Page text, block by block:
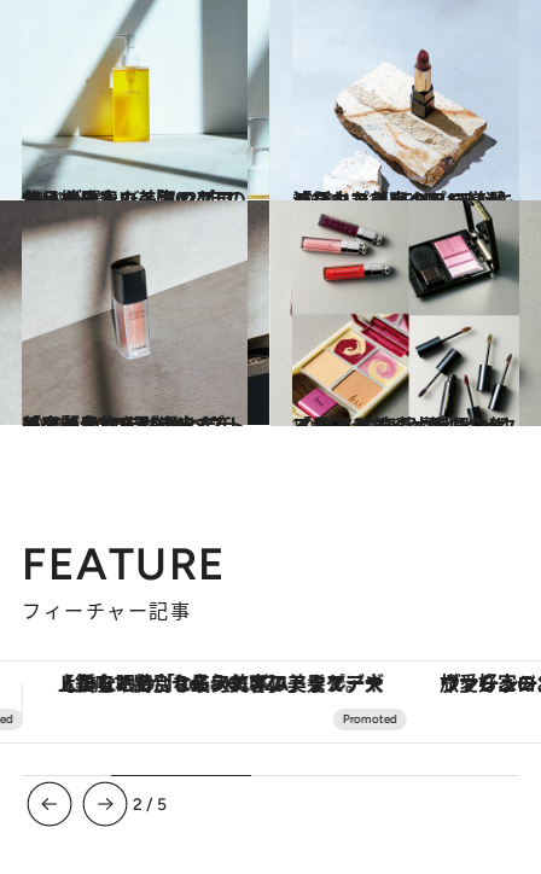
2021.12.12
使い続けたいスキンケア名品を発表！美容のプロ15人が選んだ 「2021年のマイベストコスメ」
ビューティ＆ヘルス 2021.12.12
こなれたダークトーンが流行中！美容のプロ厳選「リップ」BEST5 CREAベストコスメ 2021ランキング
ビューティ＆ヘルス
2021.12.12
肌の美しさを引き出すチークが豊作！CREAベストコスメ 2021ランキング 美容賢者17人が選んだ「チーク」5選
ビューティ＆ヘルス 2021.9.21
「見違えた」と感じさせる！ メイクの力を思い知る12品を 齋藤 薫がピックアップ
ビューティ＆ヘルス
FEATURE
フィーチャー記事
ヴァシュロン・コンスタンタン「オーヴァーシーズ・オートマティック」。旅愛好家のお気に入りコレクションから、ジェンダーレスな新作が登場 【夏限定ディナーコース】旬を
3 / 5